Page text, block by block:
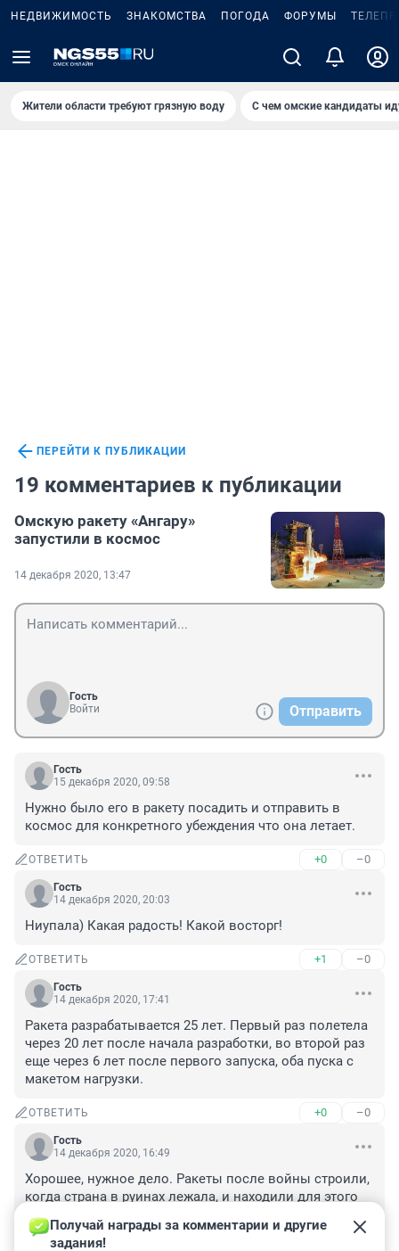
НЕДВИЖИМОСТЬ ЗНАКОМСТВА ПОГОДА ФОРУМЫ
Жители области требуют грязную воду С чем омские кандидаты
ПЕРЕЙТИ К ПУБЛИКАЦИИ
19 комментариев к публикации
Омскую ракету «Ангару»
запустили в космос
14 декабря 2020, 13:47
Гость
Войти
Отправить
Гость
15 декабря 2020, 09:58
Нужно было его в ракету посадить и отправить в
космос для конкретного убеждения что она летает.
ОТВЕТИТЬ +0 –0
Гость
14 декабря 2020, 20:03
Ниупала) Какая радость! Какой восторг!
ОТВЕТИТЬ +1 –0
Гость
14 декабря 2020, 17:41
Ракета разрабатывается 25 лет. Первый раз полетела
через 20 лет после начала разработки, во второй раз
еще через 6 лет после первого запуска, оба пуска с
макетом нагрузки.
ОТВЕТИТЬ +0 –0
Гость
14 декабря 2020, 16:49
Хорошее, нужное дело. Ракеты после войны строили,
когда страна в руинах лежала, и находили для этого
возможности. Сейчас этих возможностей хоть
отбавляй, нужно наращивать производство.
Получай награды за комментарии и другие
задания!